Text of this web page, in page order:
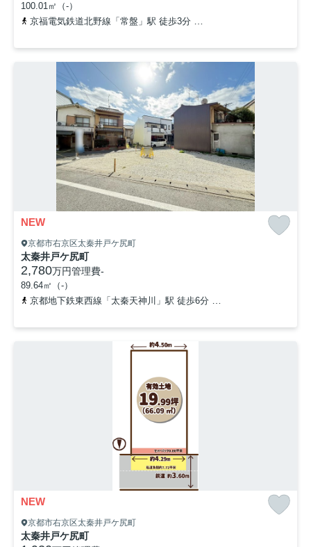
100.01㎡（-）
京福電気鉄道北野線「常盤」駅 徒歩3分
NEW
京都市右京区太秦井戸ケ尻町
太秦井戸ケ尻町
2,780万円管理費-
89.64㎡（-）
京都地下鉄東西線「太秦天神川」駅 徒歩6分
NEW
京都市右京区太秦井戸ケ尻町
太秦井戸ケ尻町